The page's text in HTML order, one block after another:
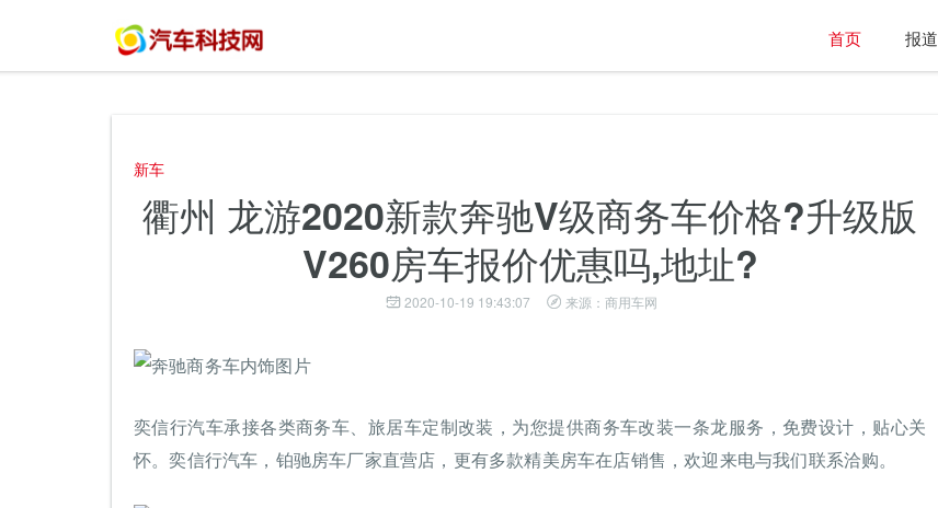
首页 报道
新车
衢州 龙游2020新款奔驰V级商务车价格?升级版
V260房车报价优惠吗,地址?
2020-10-19 19:43:07 来源：商用车网
奕信行汽车承接各类商务车、旅居车定制改装，为您提供商务车改装一条龙服务，免费设计，贴心关
怀。奕信行汽车，铂驰房车厂家直营店，更有多款精美房车在店销售，欢迎来电与我们联系洽购。